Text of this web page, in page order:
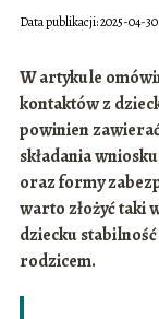
Data publikacji: 2025-04-30
W artykule
kontaktów z
powinien
składania
oraz formy
warto złożyć taki
dziecku
rodzicem.